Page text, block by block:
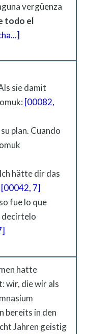
vergüenza
todo el
sie damit
[00082,
su plan. Cuando
hätte dir das
[00042, 7]
fue lo que
hatte
wir, die wir als
bereits in den
Jahren geistig